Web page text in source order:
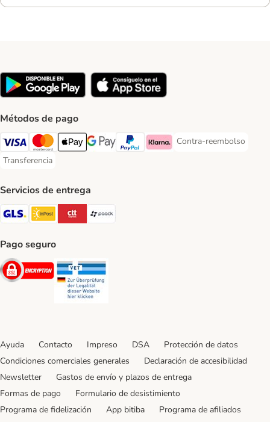
Métodos de pago
Visa Payment Method
Mastercard Payment Method
Apple Pay Payment Method
Google Pay Payment Method
PayPal Payment Method
Klarna Payment Method
Contra-reembolso
Contra-reembolso
Transferencia
Transferencia Payment Method
Servicios de entrega
GLS Shipping Method
InPost Shipping Method
CTTExpress Shipping Method
paack Shipping Method
Pago seguro
Security
Ayuda Contacto Impreso DSA
Protección de datos
Condiciones comerciales generales
Declaración de accesibilidad
Newsletter
Gastos de envío y plazos de entrega
Formas de pago
Formulario de desistimiento
Programa de fidelización
App bitiba
Programa de afiliados